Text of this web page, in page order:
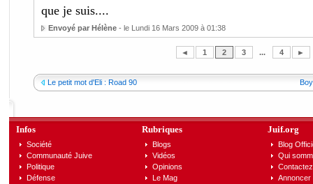
que je suis....
Envoyé par Hélène- le Lundi 16 Mars 2009 à 01:38
◄ 1 2 3 ... 4 ►
Le petit mot d'Eli : Road 90
Infos
Société
Communauté Juive
Politique
Défense
Rubriques
Blogs
Vidéos
Opinions
Le Mag
Juif.org
Blog
Qui
Annoncer